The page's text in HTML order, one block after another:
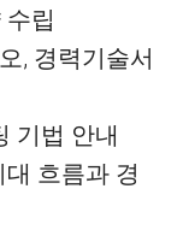
립
, 경력기술서
기법 안내
흐름과 경